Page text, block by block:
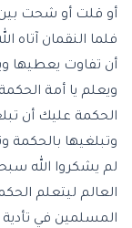
أو قلت أو شحت بين
فلما النقمان آتاه
أن تفاوت يعطيها
ويعلم يا أمة
الحكمة عليك أن
وتبلغيها بالحكمة
لم يشكروا الله
العالم ليتعلم
المسلمين في